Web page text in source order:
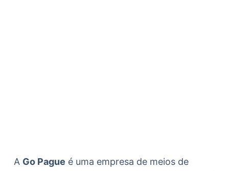
A Go Pague é uma empresa de meios de